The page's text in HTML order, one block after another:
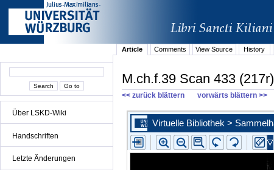
Über LSKD-Wiki
Handschriften
Letzte Änderungen
Article
Comments View Source History
M.ch.f.39 Scan 433 (217r)
<< zurück blättern vorwärts blättern >>